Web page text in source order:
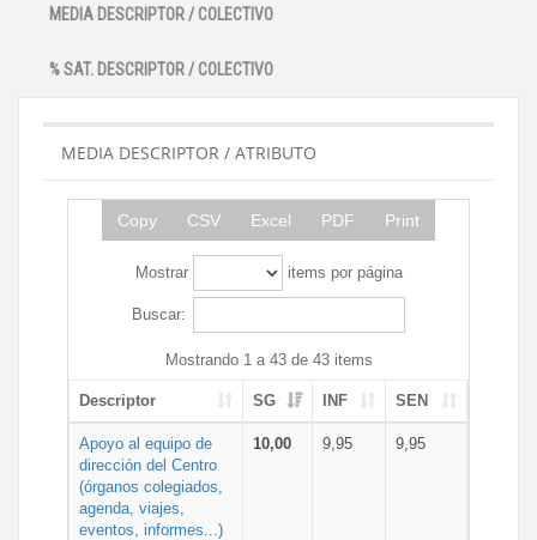
MEDIA DESCRIPTOR / COLECTIVO
% SAT. DESCRIPTOR / COLECTIVO
MEDIA DESCRIPTOR / ATRIBUTO
Copy CSV Excel PDF Print
Mostrar items por página
Buscar:
Mostrando 1 a 43 de 43 items
Descriptor SG INF SEN
Apoyo al equipo de
dirección del Centro
(órganos colegiados,
agenda, viajes,
eventos, informes...)
10,00 9,95 9,95